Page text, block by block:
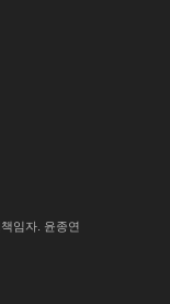
임자. 윤종연